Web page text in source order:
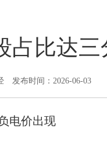
占比达三
发布时间：2026-06-03
电价出现